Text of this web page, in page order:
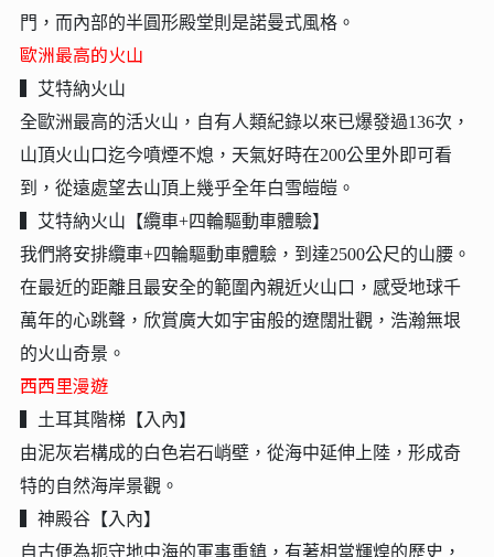
門，而內部的半圓形殿堂則是諾曼式風格。
歐洲最高的火山
▍艾特納火山
全歐洲最高的活火山，自有人類紀錄以來已爆發過136次，
山頂火山口迄今噴煙不熄，天氣好時在200公里外即可看
到，從遠處望去山頂上幾乎全年白雪皚皚。
▍艾特納火山【纜車+四輪驅動車體驗】
我們將安排纜車+四輪驅動車體驗，到達2500公尺的山腰。
在最近的距離且最安全的範圍內親近火山口，感受地球千
萬年的心跳聲，欣賞廣大如宇宙般的遼闊壯觀，浩瀚無垠
的火山奇景。
西西里漫遊
▍土耳其階梯【入內】
由泥灰岩構成的白色岩石峭壁，從海中延伸上陸，形成奇
特的自然海岸景觀。
▍神殿谷【入內】
自古便為扼守地中海的軍事重鎮，有著相當輝煌的歷史，